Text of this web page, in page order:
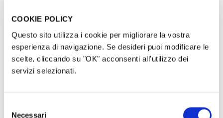
COOKIE POLICY
Questo sito utilizza i cookie per migliorare la vostra
esperienza di navigazione. Se desideri puoi modificare le
scelte, cliccando su "OK" acconsenti all'utilizzo dei
servizi selezionati.
Necessari
Carlo Savegnago è un appassionato e instancabile
del programma che è andato in onda, da novembre
del 2015 fino a febbraio del 2018, su Telechiara e
TVA Vicenza (gruppo Videomedia) e su Serenissima
FONDATORI IL VASO DI